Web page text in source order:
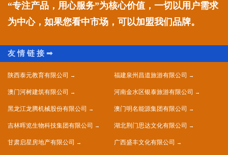
“专注产品，用心服务”为核心价值，一切以用户需求
为中心，如果您看中市场，可以加盟我们品牌。
陕西泰元教育有限公司 福建泉州昌道旅游有限公司
澳门河树建筑有限公司 河南金水区银泰旅游有限公司
黑龙江龙腾机械股份有限公司 澳门明名能源集团有限公司
吉林晖览生物科技集团有限公司 湖北荆门思达文化有限公司
甘肃启星房地产有限公司 广西盛丰文化有限公司